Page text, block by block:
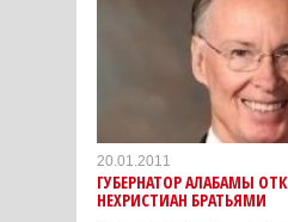
20.01.2011
ГУБЕРНАТОР АЛАБАМЫ
НЕХРИСТИАН БРАТЬЯМИ